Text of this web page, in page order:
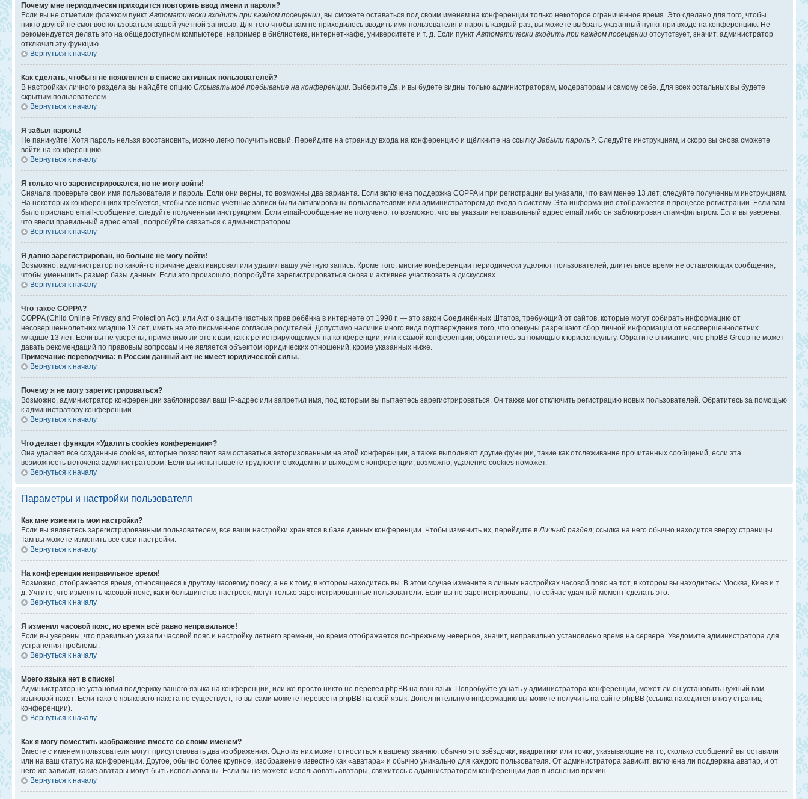
Почему мне периодически приходится повторять ввод имени и пароля?
Если вы не отметили флажком пункт Автоматически входить при каждом посещении , вы сможете оставаться под своим именем на конференции только некоторое ограниченное время. Это сделано для того, чтобы
никто другой не смог воспользоваться вашей учётной записью. Для того чтобы вам не приходилось вводить имя пользователя и пароль каждый раз, вы можете выбрать указанный пункт при входе на конференцию. Не
рекомендуется делать это на общедоступном компьютере, например в библиотеке, интернет-кафе, университете и т. д. Если пункт Автоматически входить при каждом посещении отсутствует, значит, администратор
отключил эту функцию.
Вернуться к началу
Как сделать, чтобы я не появлялся в списке активных пользователей?
В настройках личного раздела вы найдёте опцию Скрывать моё пребывание на конференции . Выберите Да , и вы будете видны только администраторам, модераторам и самому себе. Для всех остальных вы будете
скрытым пользователем.
Вернуться к началу
Я забыл пароль!
Не паникуйте! Хотя пароль нельзя восстановить, можно легко получить новый. Перейдите на страницу входа на конференцию и щёлкните на ссылку Забыли пароль? . Следуйте инструкциям, и скоро вы снова сможете
войти на конференцию.
Вернуться к началу
Я только что зарегистрировался, но не могу войти!
Сначала проверьте свои имя пользователя и пароль. Если они верны, то возможны два варианта. Если включена поддержка COPPA и при регистрации вы указали, что вам менее 13 лет, следуйте полученным инструкциям.
На некоторых конференциях требуется, чтобы все новые учётные записи были активированы пользователями или администратором до входа в систему. Эта информация отображается в процессе регистрации. Если вам
было прислано email-сообщение, следуйте полученным инструкциям. Если email-сообщение не получено, то возможно, что вы указали неправильный адрес email либо он заблокирован спам-фильтром. Если вы уверены,
что ввели правильный адрес email, попробуйте связаться с администратором.
Вернуться к началу
Я давно зарегистрирован, но больше не могу войти!
Возможно, администратор по какой-то причине деактивировал или удалил вашу учётную запись. Кроме того, многие конференции периодически удаляют пользователей, длительное время не оставляющих сообщения,
чтобы уменьшить размер базы данных. Если это произошло, попробуйте зарегистрироваться снова и активнее участвовать в дискуссиях.
Вернуться к началу
Что такое COPPA?
COPPA (Child Online Privacy and Protection Act), или Акт о защите частных прав ребёнка в интернете от 1998 г. — это закон Соединённых Штатов, требующий от сайтов, которые могут собирать информацию от
несовершеннолетних младше 13 лет, иметь на это письменное согласие родителей. Допустимо наличие иного вида подтверждения того, что опекуны разрешают сбор личной информации от несовершеннолетних
младше 13 лет. Если вы не уверены, применимо ли это к вам, как к регистрирующемуся на конференции, или к самой конференции, обратитесь за помощью к юрисконсульту. Обратите внимание, что phpBB Group не может
давать рекомендаций по правовым вопросам и не является объектом юридических отношений, кроме указанных ниже.
Примечание переводчика: в России данный акт не имеет юридической силы.
Вернуться к началу
Почему я не могу зарегистрироваться?
Возможно, администратор конференции заблокировал ваш IP-адрес или запретил имя, под которым вы пытаетесь зарегистрироваться. Он также мог отключить регистрацию новых пользователей. Обратитесь за помощью
к администратору конференции.
Вернуться к началу
Что делает функция «Удалить cookies конференции»?
Она удаляет все созданные cookies, которые позволяют вам оставаться авторизованным на этой конференции, а также выполняют другие функции, такие как отслеживание прочитанных сообщений, если эта
возможность включена администратором. Если вы испытываете трудности с входом или выходом с конференции, возможно, удаление cookies поможет.
Вернуться к началу
Параметры и настройки пользователя
Как мне изменить мои настройки?
Если вы являетесь зарегистрированным пользователем, все ваши настройки хранятся в базе данных конференции. Чтобы изменить их, перейдите в Личный раздел; ссылка на него обычно находится вверху страницы.
Там вы можете изменить все свои настройки.
Вернуться к началу
На конференции неправильное время!
Возможно, отображается время, относящееся к другому часовому поясу, а не к тому, в котором находитесь вы. В этом случае измените в личных настройках часовой пояс на тот, в котором вы находитесь: Москва, Киев и т.
д. Учтите, что изменять часовой пояс, как и большинство настроек, могут только зарегистрированные пользователи. Если вы не зарегистрированы, то сейчас удачный момент сделать это.
Вернуться к началу
Я изменил часовой пояс, но время всё равно неправильное!
Если вы уверены, что правильно указали часовой пояс и настройку летнего времени, но время отображается по-прежнему неверное, значит, неправильно установлено время на сервере. Уведомите администратора для
устранения проблемы.
Вернуться к началу
Моего языка нет в списке!
Администратор не установил поддержку вашего языка на конференции, или же просто никто не перевёл phpBB на ваш язык. Попробуйте узнать у администратора конференции, может ли он установить нужный вам
языковой пакет. Если такого языкового пакета не существует, то вы сами можете перевести phpBB на свой язык. Дополнительную информацию вы можете получить на сайте phpBB (ссылка находится внизу страниц
конференции).
Вернуться к началу
Как я могу поместить изображение вместе со своим именем?
Вместе с именем пользователя могут присутствовать два изображения. Одно из них может относиться к вашему званию, обычно это звёздочки, квадратики или точки, указывающие на то, сколько сообщений вы оставили
или на ваш статус на конференции. Другое, обычно более крупное, изображение известно как «аватара» и обычно уникально для каждого пользователя. От администратора зависит, включена ли поддержка аватар, и от
него же зависит, какие аватары могут быть использованы. Если вы не можете использовать аватары, свяжитесь с администратором конференции для выяснения причин.
Вернуться к началу